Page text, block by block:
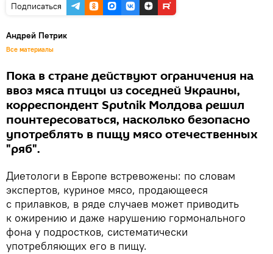
Подписаться
Андрей Петрик
Все материалы
Пока в стране действуют ограничения на
ввоз мяса птицы из соседней Украины,
корреспондент Sputnik Молдова решил
поинтересоваться, насколько безопасно
употреблять в пищу мясо отечественных
"ряб".
Диетологи в Европе встревожены: по словам
экспертов, куриное мясо, продающееся
с прилавков, в ряде случаев может приводить
к ожирению и даже нарушению гормонального
фона у подростков, систематически
употребляющих его в пищу.